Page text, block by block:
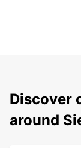
Discover
around